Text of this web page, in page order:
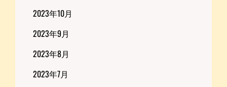
2023年10月
2023年9月
2023年8月
2023年7月